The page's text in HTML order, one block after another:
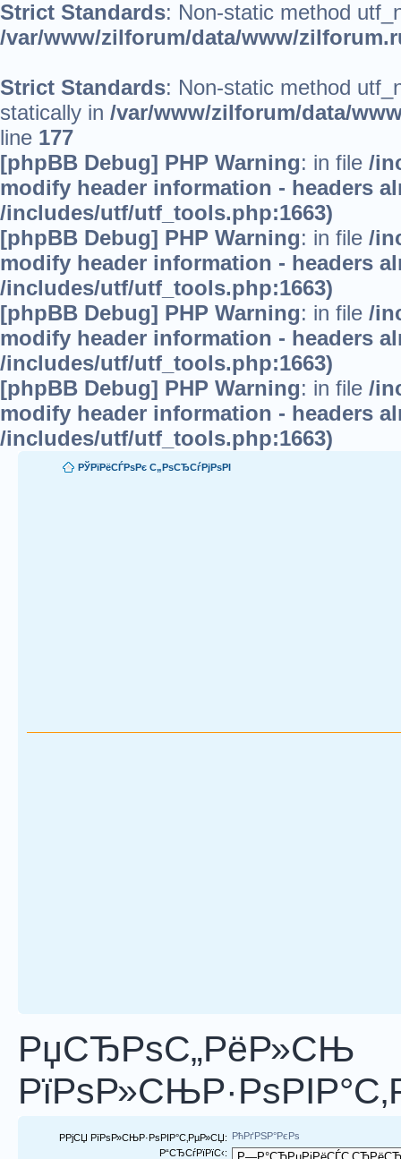
Strict Standards: Non-static method
/var/www/zilforum/data/www/
Strict Standards: Non-static method
statically in /var/www/zilforum/data/
line 177
[phpBB Debug] PHP Warning: in file /
modify header information - headers
/includes/utf/utf_tools.php:1663)
[phpBB Debug] PHP Warning: in file /
modify header information - headers
/includes/utf/utf_tools.php:1663)
[phpBB Debug] PHP Warning: in file /
modify header information - headers
/includes/utf/utf_tools.php:1663)
[phpBB Debug] PHP Warning: in file /
modify header information - headers
/includes/utf/utf_tools.php:1663)
РЎРїРёСЃРѕРє С„РѕСЂСѓРјРѕРІ
РџСЂРѕС„РёР»СЊ
РРјСЏ РїРѕР»СЊР·РѕРІР°С‚РµР»СЏ: РћРґРЅР°РєРѕ
Р“СЂСѓРїРїС‹: